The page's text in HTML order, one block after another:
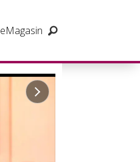
eMagasin